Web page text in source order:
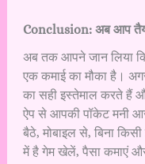
Conclusion: अब आप
अब तक आपने जान लिया
एक कमाई का मौका है।
का सही इस्तेमाल करते हैं
ऐप से आपकी पॉकेट मनी
बैठे, मोबाइल से, बिना
में है गेम खेलें, पैसा कमाएं